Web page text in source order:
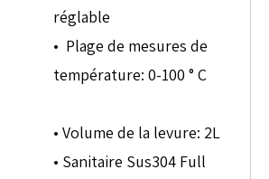
réglable
• Plage de mesures de
température: 0-100 ° C
• Volume de la levure: 2L
• Sanitaire Sus304 Full